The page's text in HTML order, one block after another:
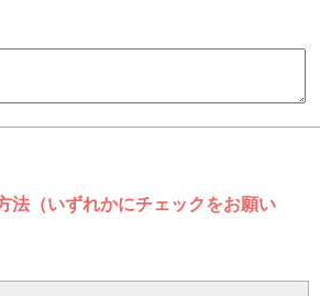
法（いずれかにチェックをお願い